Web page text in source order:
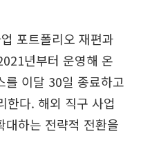
포트폴리오 재편과
년부터 운영해 온
이달 30일 종료하고
한다. 해외 직구 사업
대하는 전략적 전환을